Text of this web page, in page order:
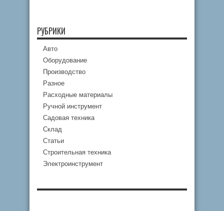
РУБРИКИ
Авто
Оборудование
Производство
Разное
Расходные материалы
Ручной инструмент
Садовая техника
Склад
Статьи
Строительная техника
Электроинструмент